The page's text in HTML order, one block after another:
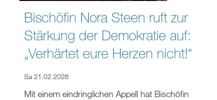
Bischöfin Nora Steen ruft zur
Stärkung der Demokratie auf:
„Verhärtet eure Herzen nicht!“
Sa 21.02.2026
Mit einem eindringlichen Appell hat Bischöfin